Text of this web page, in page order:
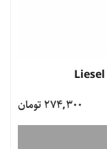
274,300 تومان